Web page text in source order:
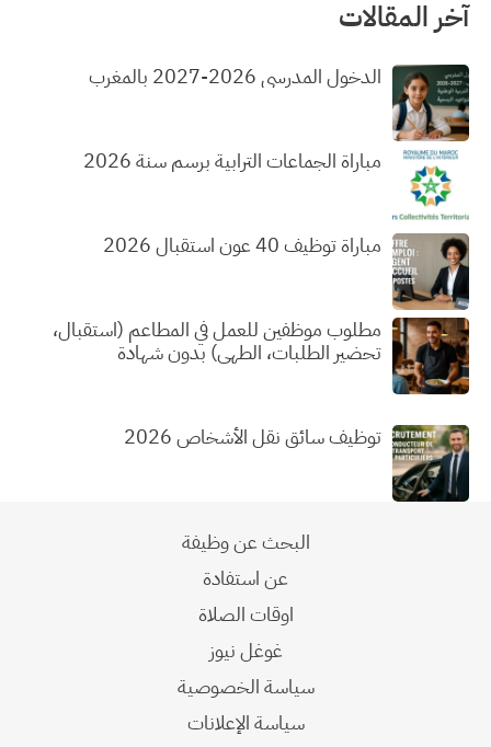
آخر المقالات
الدخول المدرسي 2026-2027 بالمغرب
مباراة الجماعات الترابية برسم سنة 2026
مباراة توظيف 40 عون استقبال 2026
مطلوب موظفين للعمل في المطاعم (استقبال،
تحضير الطلبات، الطهي) بدون شهادة
توظيف سائق نقل الأشخاص 2026
البحث عن وظيفة
عن استفادة
اوقات الصلاة
غوغل نيوز
سياسة الخصوصية
سياسة الإعلانات